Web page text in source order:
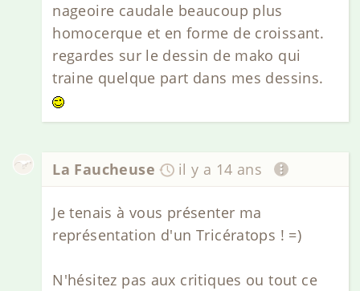
nageoire caudale beaucoup plus
homocerque et en forme de croissant.
regardes sur le dessin de mako qui
traine quelque part dans mes dessins.
La Faucheuse il y a 14 ans
Je tenais à vous présenter ma
représentation d'un Tricératops ! =)
N'hésitez pas aux critiques ou tout ce